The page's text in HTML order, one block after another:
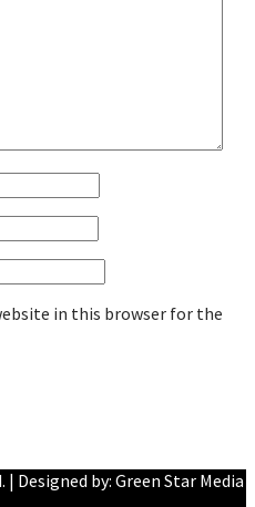
in this browser for the
by: Green Star Media